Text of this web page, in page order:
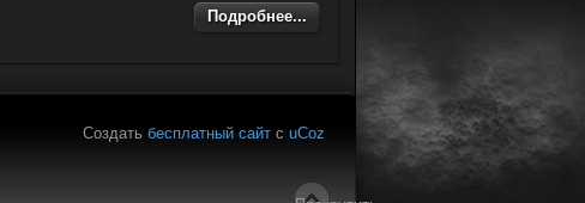
Подробнее...
Создать бесплатный сайт с uCoz